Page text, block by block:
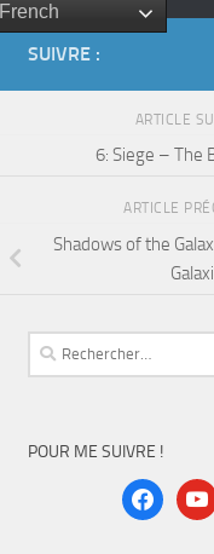
French
SUIVRE :
ARTICLE
6: Siege – The
ARTICLE
Shadows of the
Rechercher :
POUR ME SUIVRE !
facebook